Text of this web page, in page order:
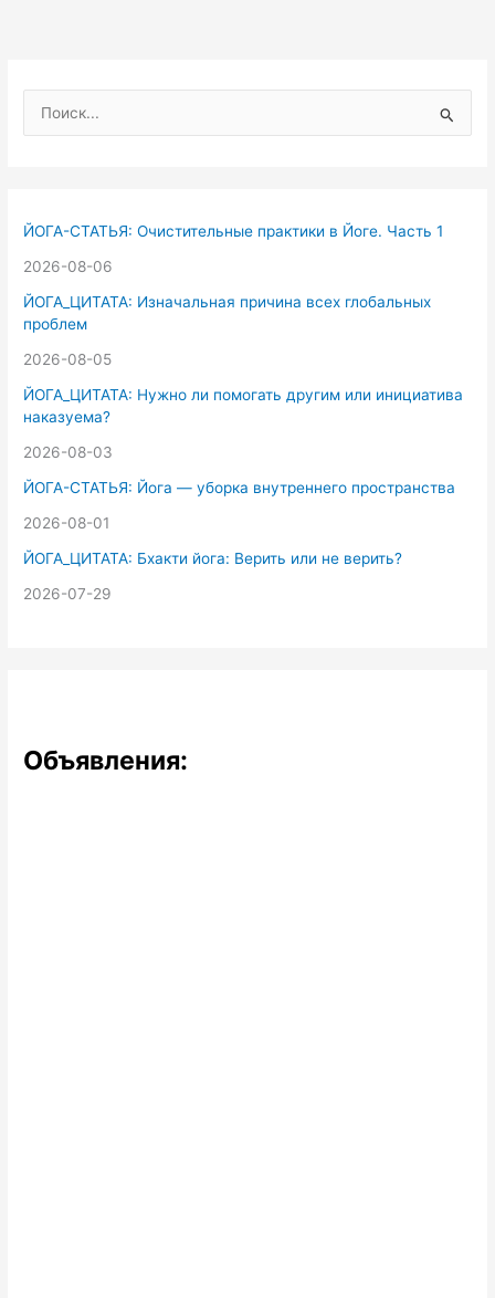
о
к
ЙОГА-СТАТЬЯ: Очистительные практики в Йоге. Часть 1
2026-08-06
ЙОГА_ЦИТАТА: Изначальная причина всех глобальных
проблем
2026-08-05
ЙОГА_ЦИТАТА: Нужно ли помогать другим или инициатива
наказуема?
2026-08-03
ЙОГА-СТАТЬЯ: Йога — уборка внутреннего пространства
2026-08-01
ЙОГА_ЦИТАТА: Бхакти йога: Верить или не верить?
2026-07-29
Объявления: